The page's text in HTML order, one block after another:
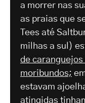
a morrer nas
as praias que
Tees até
milhas a sul)
de
moribundos;
estavam
atingidas